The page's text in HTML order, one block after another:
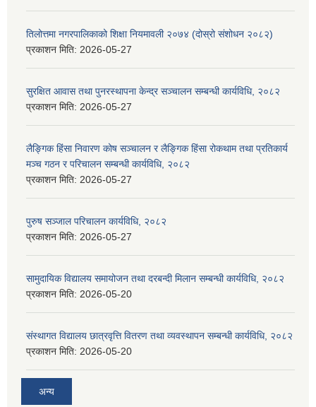
तिलोत्तमा नगरपालिकाको शिक्षा नियमावली २०७४ (दोस्रो संशोधन २०८२)
प्रकाशन मिति: 2026-05-27
सुरक्षित आवास तथा पुनरस्थापना केन्द्र सञ्चालन सम्बन्धी कार्यविधि, २०८२
प्रकाशन मिति: 2026-05-27
लैङ्गिक हिंसा निवारण कोष सञ्चालन र लैङ्गिक हिंसा रोकथाम तथा प्रतिकार्य
मञ्च गठन र परिचालन सम्बन्धी कार्यविधि, २०८२
प्रकाशन मिति: 2026-05-27
पुरुष सञ्जाल परिचालन कार्यविधि, २०८२
प्रकाशन मिति: 2026-05-27
सामुदायिक विद्यालय समायोजन तथा दरबन्दी मिलान सम्बन्धी कार्यविधि, २०८२
प्रकाशन मिति: 2026-05-20
संस्थागत विद्यालय छात्रवृत्ति वितरण तथा व्यवस्थापन सम्बन्धी कार्यविधि, २०८२
प्रकाशन मिति: 2026-05-20
अन्य